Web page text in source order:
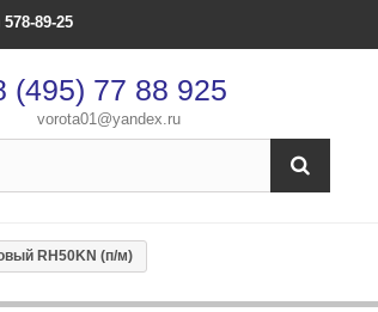
89-25
(495) 77 88 925
vorota01@yandex.ru
RH50KN (п/м)